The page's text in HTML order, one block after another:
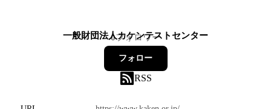
一般財団法人カケンテストセンター
0フォロワー
フォロー
RSS